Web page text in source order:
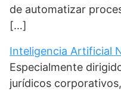
de automatizar
[…]
Inteligencia Artificial
Especialmente
jurídicos